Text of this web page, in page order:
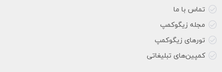
تماس با ما
مجله زیگوکمپ
تورهای زیگوکمپ
کمپین‌های تبلیغاتی